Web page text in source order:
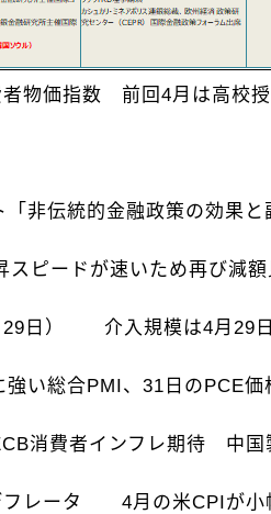
物価指数 前回4月は高校
非伝統的金融政策の効果と
ピードが速いため再び減
29日） 介入規模は4月29
い総合PMI、31日のPCE
消費者インフレ期待 中国
フレータ 4月の米CPIが小